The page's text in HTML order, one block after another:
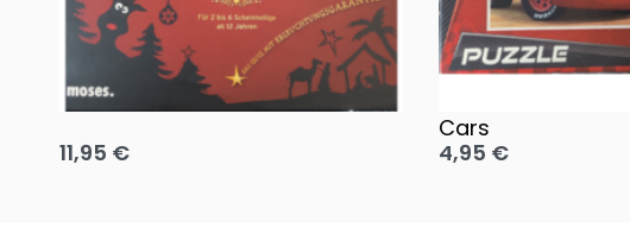
Oh, heilige Nacht!
11,95 €
Cars
4,95 €